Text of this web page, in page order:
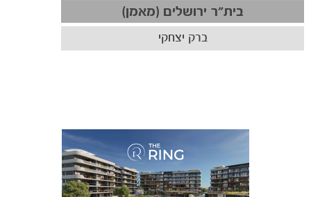
כרטיסים
בית"ר ירושלים (מאמן)
ברק יצחקי